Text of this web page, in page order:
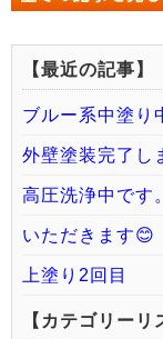
【最近の記事】
ブルー系中塗り
外壁塗装完了し
高圧洗浄中です。
いただきます😊
上塗り2回目
【カテゴリーリ